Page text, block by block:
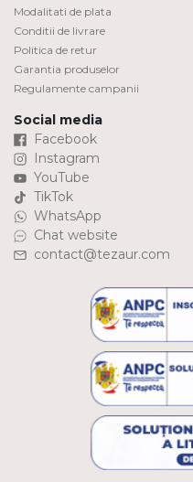
Modalitati de plata
Conditii de livrare
Politica de retur
Garantia produselor
Regulamente campanii
Social media
Facebook
Instagram
YouTube
TikTok
WhatsApp
Chat website
contact@tezaur.com